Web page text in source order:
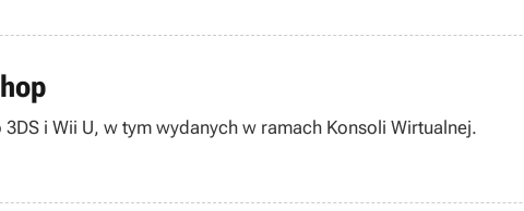
Od 9 do 23 czerwca obniżone są ceny wybranych gier na Nintendo 3DS i Wii U, w tym wydanych w ramach Konsoli Wirtualnej.